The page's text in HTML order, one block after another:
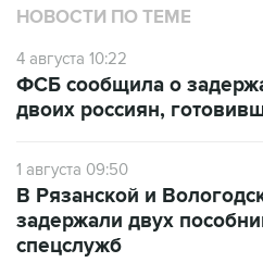
НОВОСТИ ПО ТЕМЕ
4 августа 10:22
ФСБ сообщила о
двоих россиян,
1 августа 09:50
В Рязанской и
задержали двух
спецслужб